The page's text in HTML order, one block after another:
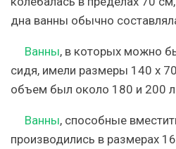
дна ванны обычно
Ванны, в которых можно
сидя, имели размеры 140 х
объем был около 180 и 200 л
Ванны, способные
производились в размерах